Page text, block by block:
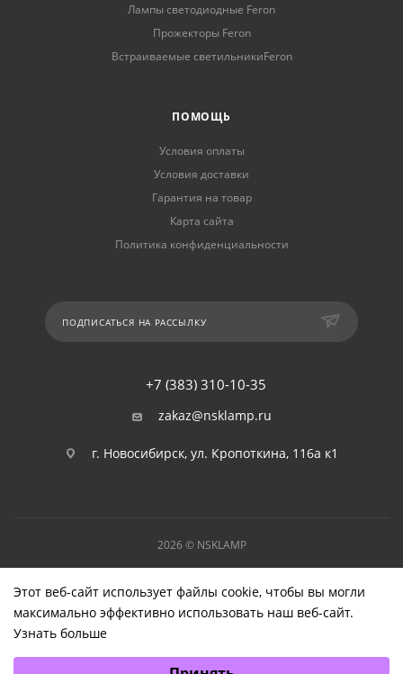
Лампы светодиодные Feron
Прожекторы Feron
Встраиваемые светильникиFeron
ПОМОЩЬ
Условия оплаты
Условия доставки
Гарантия на товар
Карта сайта
Политика конфиденциальности
ПОДПИСАТЬСЯ НА РАССЫЛКУ
+7 (383) 310-10-35
zakaz@nsklamp.ru
г. Новосибирск, ул. Кропоткина, 116а к1
2026 © NSKLAMP
Этот веб-сайт использует файлы cookie, чтобы вы могли
максимально эффективно использовать наш веб-сайт.
Узнать больше